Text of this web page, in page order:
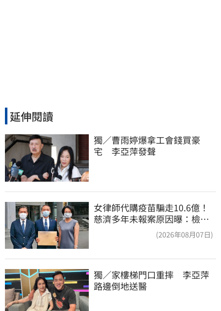
延伸閱讀
獨／曹雨婷爆拿工會錢買豪
宅　李亞萍發聲
女律師代購疫苗騙走10.6億！
慈濟多年未報案原因曝：檢警
(2026年08月07日)
獨／家樓梯門口重摔　李亞萍
路邊倒地送醫